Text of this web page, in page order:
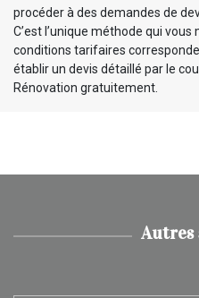
procéder à des demandes de
C’est l’unique méthode qui
conditions tarifaires
établir un devis détaillé par le
Rénovation gratuitement.
Autres